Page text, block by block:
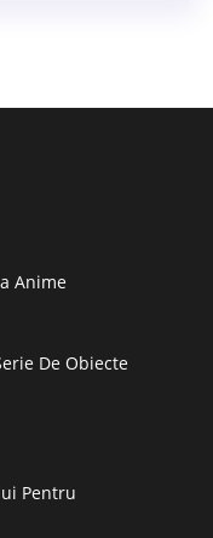
Anime
De Obiecte
Pentru